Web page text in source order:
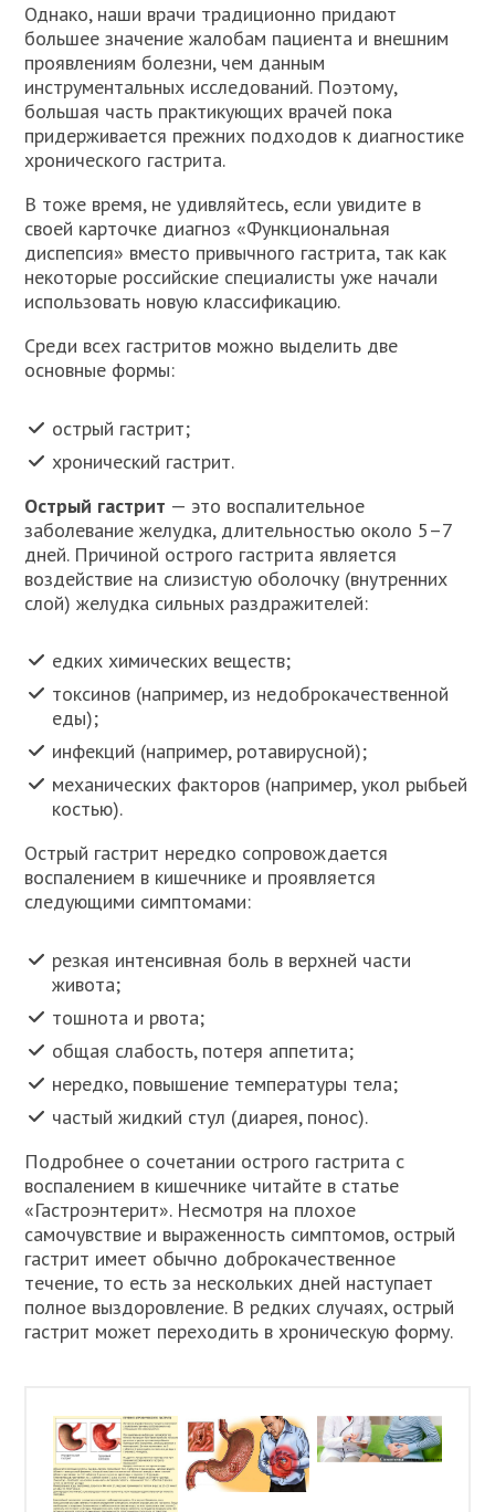
Однако, наши врачи традиционно придают
большее значение жалобам пациента и внешним
проявлениям болезни, чем данным
инструментальных исследований. Поэтому,
большая часть практикующих врачей пока
придерживается прежних подходов к диагностике
хронического гастрита.
В тоже время, не удивляйтесь, если увидите в
своей карточке диагноз «Функциональная
диспепсия» вместо привычного гастрита, так как
некоторые российские специалисты уже начали
использовать новую классификацию.
Среди всех гастритов можно выделить две
основные формы:
острый гастрит;
хронический гастрит.
Острый гастрит — это воспалительное
заболевание желудка, длительностью около 5–7
дней. Причиной острого гастрита является
воздействие на слизистую оболочку (внутренних
слой) желудка сильных раздражителей:
едких химических веществ;
токсинов (например, из недоброкачественной
еды);
инфекций (например, ротавирусной);
механических факторов (например, укол рыбьей
костью).
Острый гастрит нередко сопровождается
воспалением в кишечнике и проявляется
следующими симптомами:
резкая интенсивная боль в верхней части
живота;
тошнота и рвота;
общая слабость, потеря аппетита;
нередко, повышение температуры тела;
частый жидкий стул (диарея, понос).
Подробнее о сочетании острого гастрита с
воспалением в кишечнике читайте в статье
«Гастроэнтерит». Несмотря на плохое
самочувствие и выраженность симптомов, острый
гастрит имеет обычно доброкачественное
течение, то есть за нескольких дней наступает
полное выздоровление. В редких случаях, острый
гастрит может переходить в хроническую форму.